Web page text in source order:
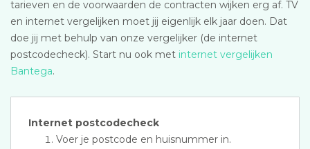
tarieven en de voorwaarden de contracten wijken erg af. TV
en internet vergelijken moet jij eigenlijk elk jaar doen. Dat
doe jij met behulp van onze vergelijker (de internet
postcodecheck). Start nu ook met internet vergelijken
Bantega.
Internet postcodecheck
Voer je postcode en huisnummer in.